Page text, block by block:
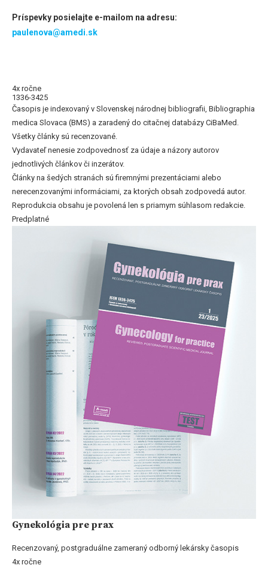
Príspevky posielajte e-mailom na adresu:
paulenova@amedi.sk
4x ročne
1336-3425
Časopis je indexovaný v Slovenskej národnej bibliografii, Bibliographia
medica Slovaca (BMS) a zaradený do citačnej databázy CiBaMed.
Všetky články sú recenzované.
Vydavateľ nenesie zodpovednosť za údaje a názory autorov
jednotlivých článkov či inzerátov.
Články na šedých stranách sú firemnými prezentáciami alebo
nerecenzovanými informáciami, za ktorých obsah zodpovedá autor.
Reprodukcia obsahu je povolená len s priamym súhlasom redakcie.
Predplatné
Gynekológia pre prax
Recenzovaný, postgraduálne zameraný odborný lekársky časopis
4x ročne